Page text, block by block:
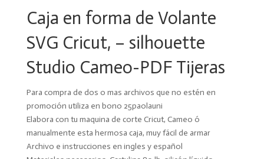
Caja en forma de Volante
SVG Cricut, – silhouette
Studio Cameo-PDF Tijeras
Para compra de dos o mas archivos que no estén en
promoción utiliza en bono 25paolauni
Elabora con tu maquina de corte Cricut, Cameo ó
manualmente esta hermosa caja, muy fácil de armar
Archivo e instrucciones en ingles y español